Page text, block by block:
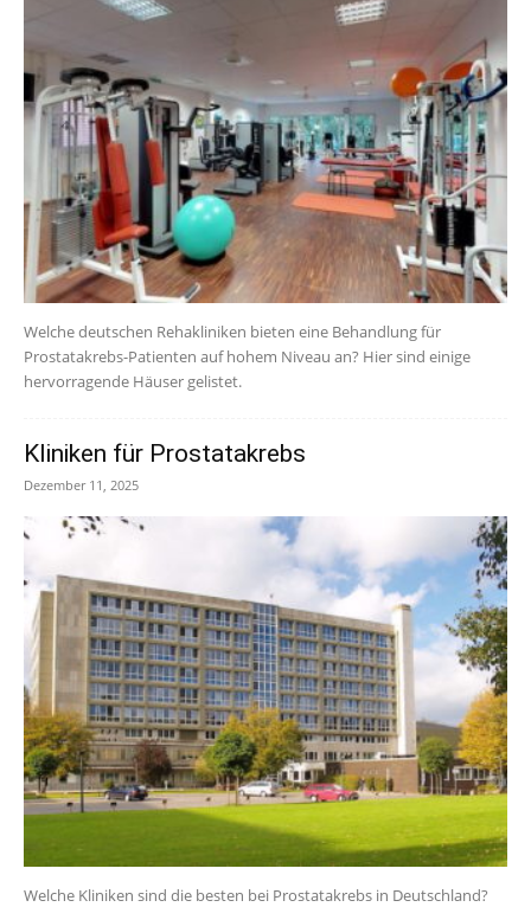
Welche deutschen Rehakliniken bieten eine Behandlung für
Prostatakrebs-Patienten auf hohem Niveau an? Hier sind einige
hervorragende Häuser gelistet.
Kliniken für Prostatakrebs
Dezember 11, 2025
Welche Kliniken sind die besten bei Prostatakrebs in Deutschland?